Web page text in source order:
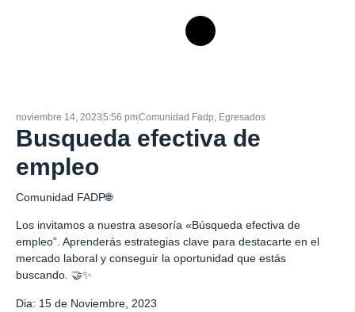
noviembre 14, 20235:56 pmComunidad Fadp, Egresados
Busqueda efectiva de
empleo
Comunidad FADP🌐
Los invitamos a nuestra asesoría «Búsqueda efectiva de
empleo”. Aprenderás estrategias clave para destacarte en el
mercado laboral y conseguir la oportunidad que estás
buscando. 🤝✨
Dia: 15 de Noviembre, 2023